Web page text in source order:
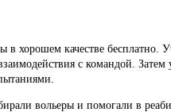
хорошем качестве
с командой.
вольеры и помогали в